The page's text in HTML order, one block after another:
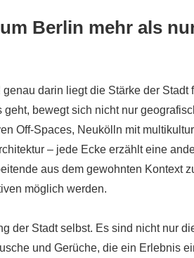
Berlin mehr als
darin liegt die Stärke der Stadt
bewegt sich nicht nur
Off-Spaces, Neukölln mit
– jede Ecke erzählt eine
aus dem gewohnten Kontext
möglich werden.
der Stadt selbst. Es sind nicht nur
und Gerüche, die ein Erlebnis